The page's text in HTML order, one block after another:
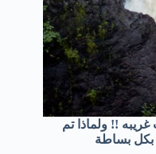
!! ولماذا تم
بكل بساطة